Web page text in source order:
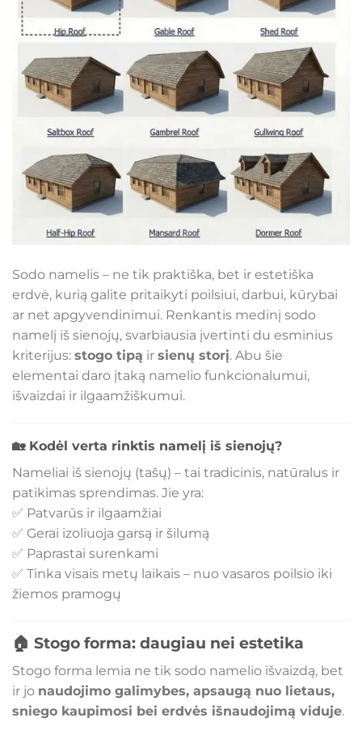
Sodo namelis – ne tik praktiška, bet ir estetiška
erdvė, kurią galite pritaikyti poilsiui, darbui, kūrybai
ar net apgyvendinimui. Renkantis medinį sodo
namelį iš sienojų, svarbiausia įvertinti du esminius
kriterijus: stogo tipą ir sienų storį. Abu šie
elementai daro įtaką namelio funkcionalumui,
išvaizdai ir ilgaamžiškumui.
🏡 Kodėl verta rinktis namelį iš sienojų?
Nameliai iš sienojų (tašų) – tai tradicinis, natūralus ir
patikimas sprendimas. Jie yra:
✅ Patvarūs ir ilgaamžiai
✅ Gerai izoliuoja garsą ir šilumą
✅ Paprastai surenkami
✅ Tinka visais metų laikais – nuo vasaros poilsio iki
žiemos pramogų
🏠 Stogo forma: daugiau nei estetika
Stogo forma lemia ne tik sodo namelio išvaizdą, bet
ir jo naudojimo galimybes, apsaugą nuo lietaus,
sniego kaupimosi bei erdvės išnaudojimą viduje.